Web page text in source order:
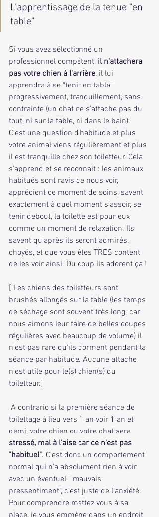
L'apprentissage de la tenue "en
table"
Si vous avez sélectionné un
professionnel compétent, il n'attachera
pas votre chien à l'arrière, il lui
apprendra à se "tenir en table"
progressivement, tranquillement, sans
contrainte (un chat ne s'attache pas du
tout, ni sur la table, ni dans le bain).
C'est une question d'habitude et plus
votre animal viens régulièrement et plus
il est tranquille chez son toiletteur. Cela
s'apprend et se reconnait : les animaux
habitués sont ravis de nous voir,
apprécient ce moment de soins, savent
exactement à quel moment s'assoir, se
tenir debout, la toilette est pour eux
comme un moment de relaxation. Ils
savent qu'après ils seront admirés,
choyés, et que vous êtes TRES content
de les voir ainsi. Du coup ils adorent ça !
[ Les chiens des toiletteurs sont
brushés allongés sur la table (les temps
de séchage sont souvent très long  car
nous aimons leur faire de belles coupes
régulières avec beaucoup de volume) il
n'est pas rare qu'ils dorment pendant la
séance par habitude. Aucune attache
n'est utile pour le(s) chien(s) du
toiletteur.]
toilettage à lieu vers 1 an voir 1 an et
demi, votre chien ou votre chat sera
stressé, mal à l'aise car ce n'est pas
"habituel". C'est donc un comportement
normal qui n'a absolument rien à voir
avec un éventuel " mauvais
pressentiment", c'est juste de l'anxiété.
Pour comprendre mettez vous à sa
place, je vous emmène dans un endroit